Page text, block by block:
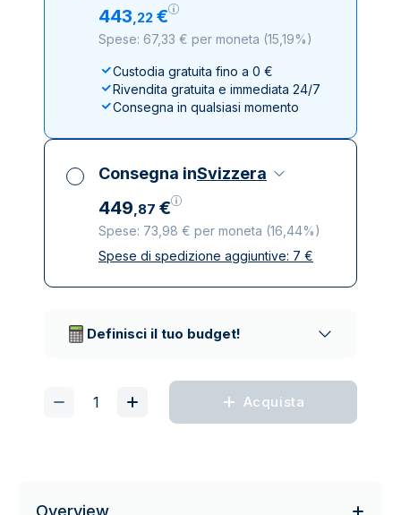
443,22 €
Spese: 67,33 € per moneta (15,19%)
Custodia gratuita fino a 0 €
Rivendita gratuita e immediata 24/7
Consegna in qualsiasi momento
Consegna inSvizzera
449,87 €
Spese: 73,98 € per moneta (16,44%)
Tutte le tasse incluse
Spese di spedizione aggiuntive: 7 €
Definisci il tuo budget!
Acquista
Overview